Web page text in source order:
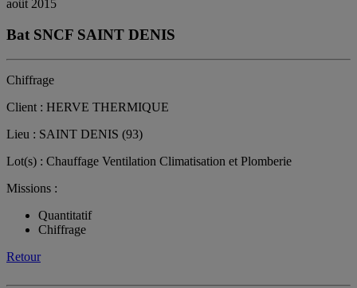
août 2015
Bat SNCF SAINT DENIS
Chiffrage
Client : HERVE THERMIQUE
Lieu : SAINT DENIS (93)
Lot(s) : Chauffage Ventilation Climatisation et Plomberie
Missions :
Quantitatif
Chiffrage
Retour